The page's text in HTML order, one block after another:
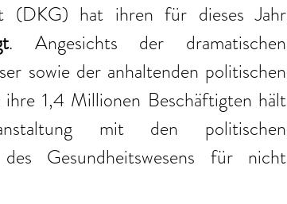
(DKG) hat ihren für dieses Jahr
. Angesichts der dramatischen
sowie der anhaltenden politischen
1,4 Millionen Beschäftigten hält
mit den politischen
Gesundheitswesens für nicht